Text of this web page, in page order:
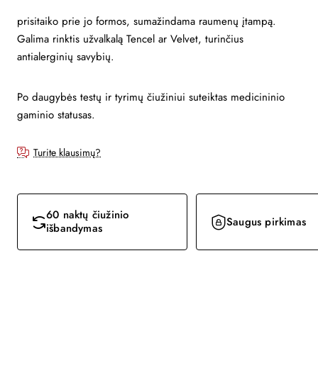
prisitaiko prie jo formos, sumažindama raumenų įtampą.
Galima rinktis užvalkalą Tencel ar Velvet, turinčius
antialerginių savybių.
Po daugybės testų ir tyrimų čiužiniui suteiktas medicininio
gaminio statusas.
Turite klausimų?
60 naktų čiužinio
išbandymas
Saugus pirkimas